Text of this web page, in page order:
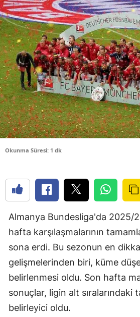
Okunma Süresi: 1 dk
Almanya Bundesliga'da 2025/
hafta karşılaşmalarının
sona erdi. Bu sezonun en
gelişmelerinden biri, küme
belirlenmesi oldu. Son hafta
sonuçlar, ligin alt sıralarındaki
belirleyici oldu.